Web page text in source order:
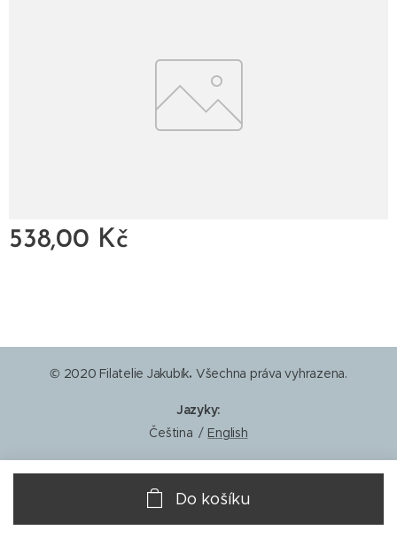
538,00 Kč
Do košíku
© 2020 Filatelie Jakubík. Všechna práva vyhrazena.
Jazyky
Čeština
English